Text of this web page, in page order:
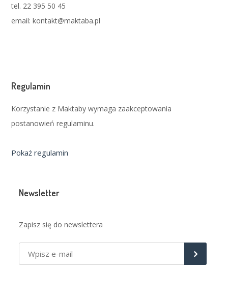
tel. 22 395 50 45
email: kontakt@maktaba.pl
Regulamin
Korzystanie z Maktaby wymaga zaakceptowania
postanowień regulaminu.
Pokaż regulamin
Newsletter
Zapisz się do newslettera